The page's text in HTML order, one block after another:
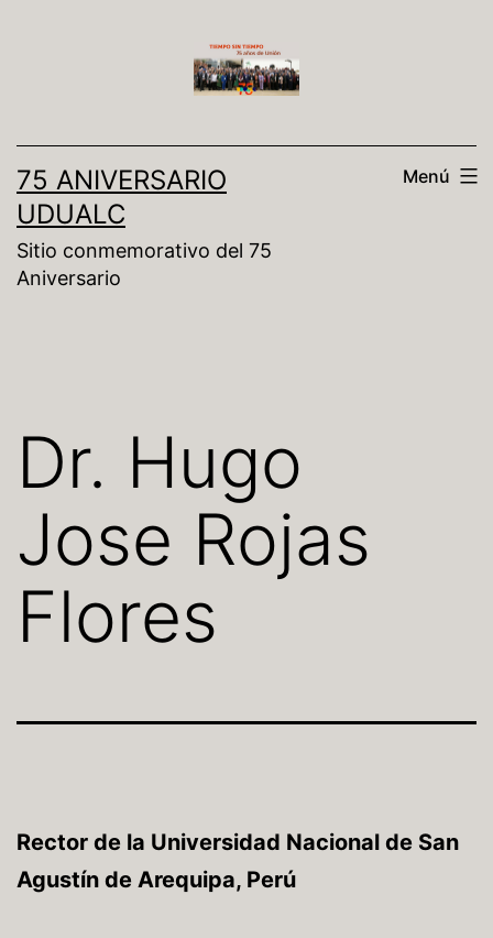
75 ANIVERSARIO
UDUALC
Sitio conmemorativo del 75
Aniversario
Menú
Dr. Hugo
Jose Rojas
Flores
Rector de la Universidad Nacional de San
Agustín de Arequipa, Perú